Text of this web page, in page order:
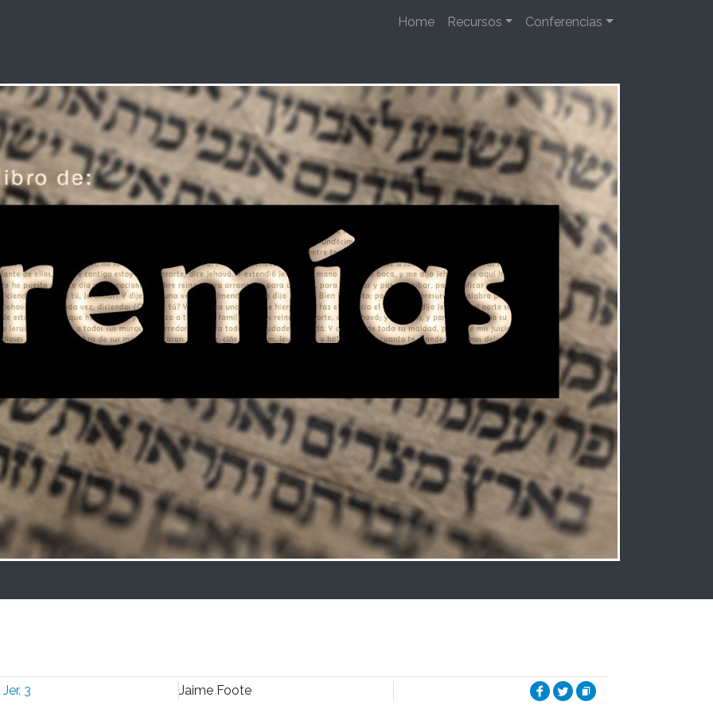
Home Recursos Conferencias
Jer. 3 Jaime Foote